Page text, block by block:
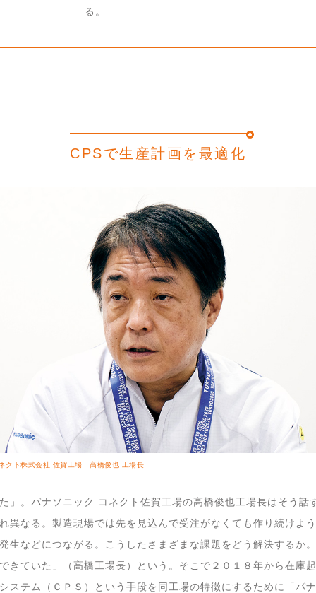
る。
CPSで生産計画を最適化
クト株式会社 佐賀工場 高橋俊也 工場長
」。パナソニック コネクト佐賀工場の高橋俊也工場長はそう話
異なる。製造現場では先を見込んで受注がなくても作り続けよ
生などにつながる。こうしたさまざまな課題をどう解決するか
きていた」（高橋工場長）という。そこで２０１８年から在庫
ステム（ＣＰＳ）という手段を同工場の特徴にするために「パ